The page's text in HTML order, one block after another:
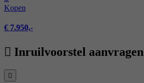
Kopen
€ 7.950,-
Inruilvoorstel aanvragen